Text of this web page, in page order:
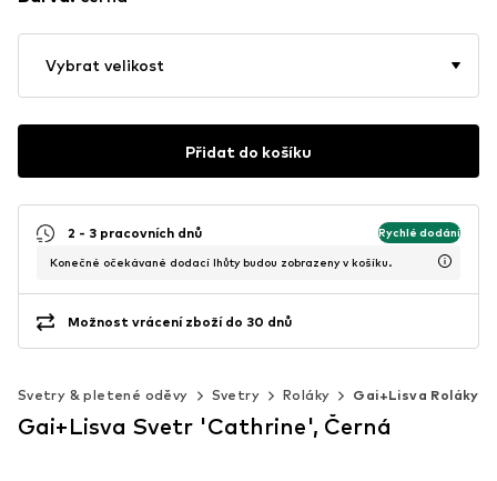
Vybrat velikost
Přidat do košíku
2 - 3 pracovních dnů Rychlé dodání
Konečné očekávané dodací lhůty budou zobrazeny v košíku.
Možnost vrácení zboží do 30 dnů
Svetry & pletené oděvy Svetry Roláky Gai+Lisva Roláky
Gai+Lisva Svetr 'Cathrine', Černá